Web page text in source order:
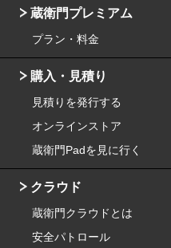
蔵衛門プレミアム
プラン・料金
購入・見積り
見積りを発行する
オンラインストア
蔵衛門Padを見に行く
クラウド
蔵衛門クラウドとは
安全パトロール